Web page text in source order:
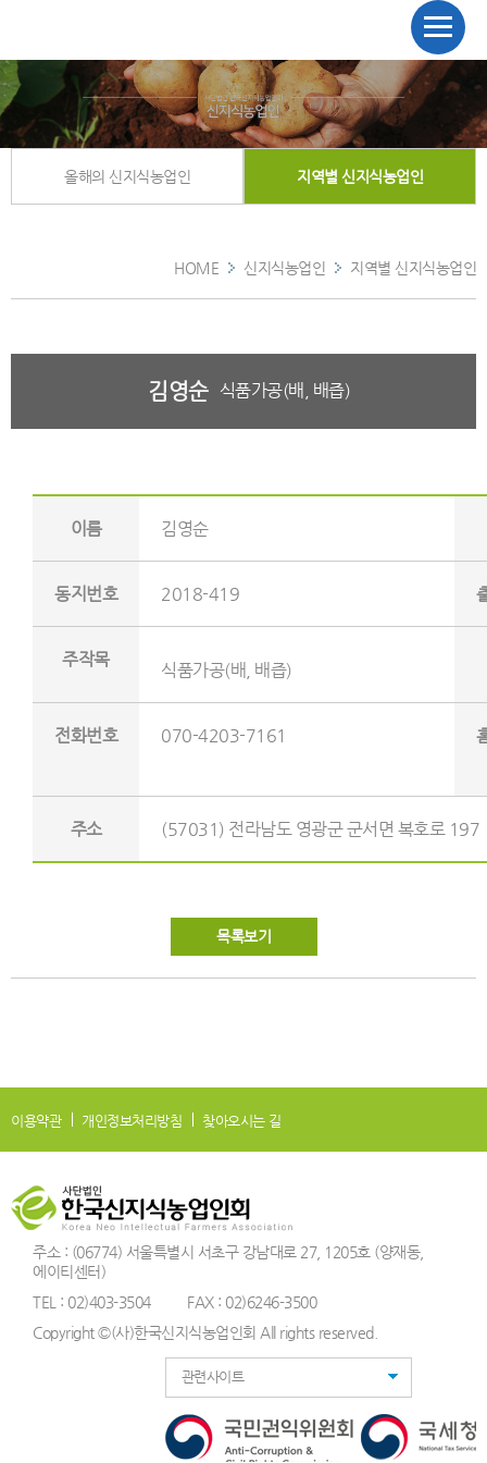
올해의 신지식농업인 지역별 신지식농업인
HOME 신지식농업인 지역별 신지식농업인
김영순 식품가공(배, 배즙)
이름 김영순
동지번호 2018-419
주작목
식품가공(배, 배즙)
전화번호 070-4203-7161
주소 (57031) 전라남도 영광군 군서면 복호로 197
목록보기
이용약관 개인정보처리방침 찾아오시는 길
주소 : (06774) 서울특별시 서초구 강남대로 27, 1205호 (양재동,
에이티센터)
TEL : 02)403-3504
FAX : 02)6246-3500
Copyright ©(사)한국신지식농업인회 All rights reserved.